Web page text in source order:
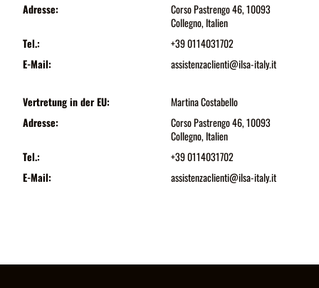
Adresse:
Corso Pastrengo 46, 10093
Collegno, Italien
Tel.:
+39 0114031702
E-Mail:
assistenzaclienti@ilsa-italy.it
Vertretung in der EU:
Martina Costabello
Adresse:
Corso Pastrengo 46, 10093
Collegno, Italien
Tel.:
+39 0114031702
E-Mail:
assistenzaclienti@ilsa-italy.it